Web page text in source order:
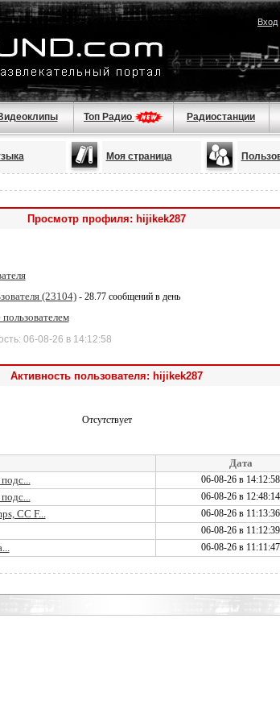
Вход
Топ Радио Радиостанции
Моя страница
Просмотр профиля: hijikek287
(23104)- 28.77 сообщений в день
06-08-26 в 14:12:58
Активность пользователя: hijikek287
Отсутствует
Дата
06-08-26 в 14:12:58
06-08-26 в 12:48:14
CC F... 06-08-26 в 11:13:36
06-08-26 в 11:12:39
06-08-26 в 11:11:47